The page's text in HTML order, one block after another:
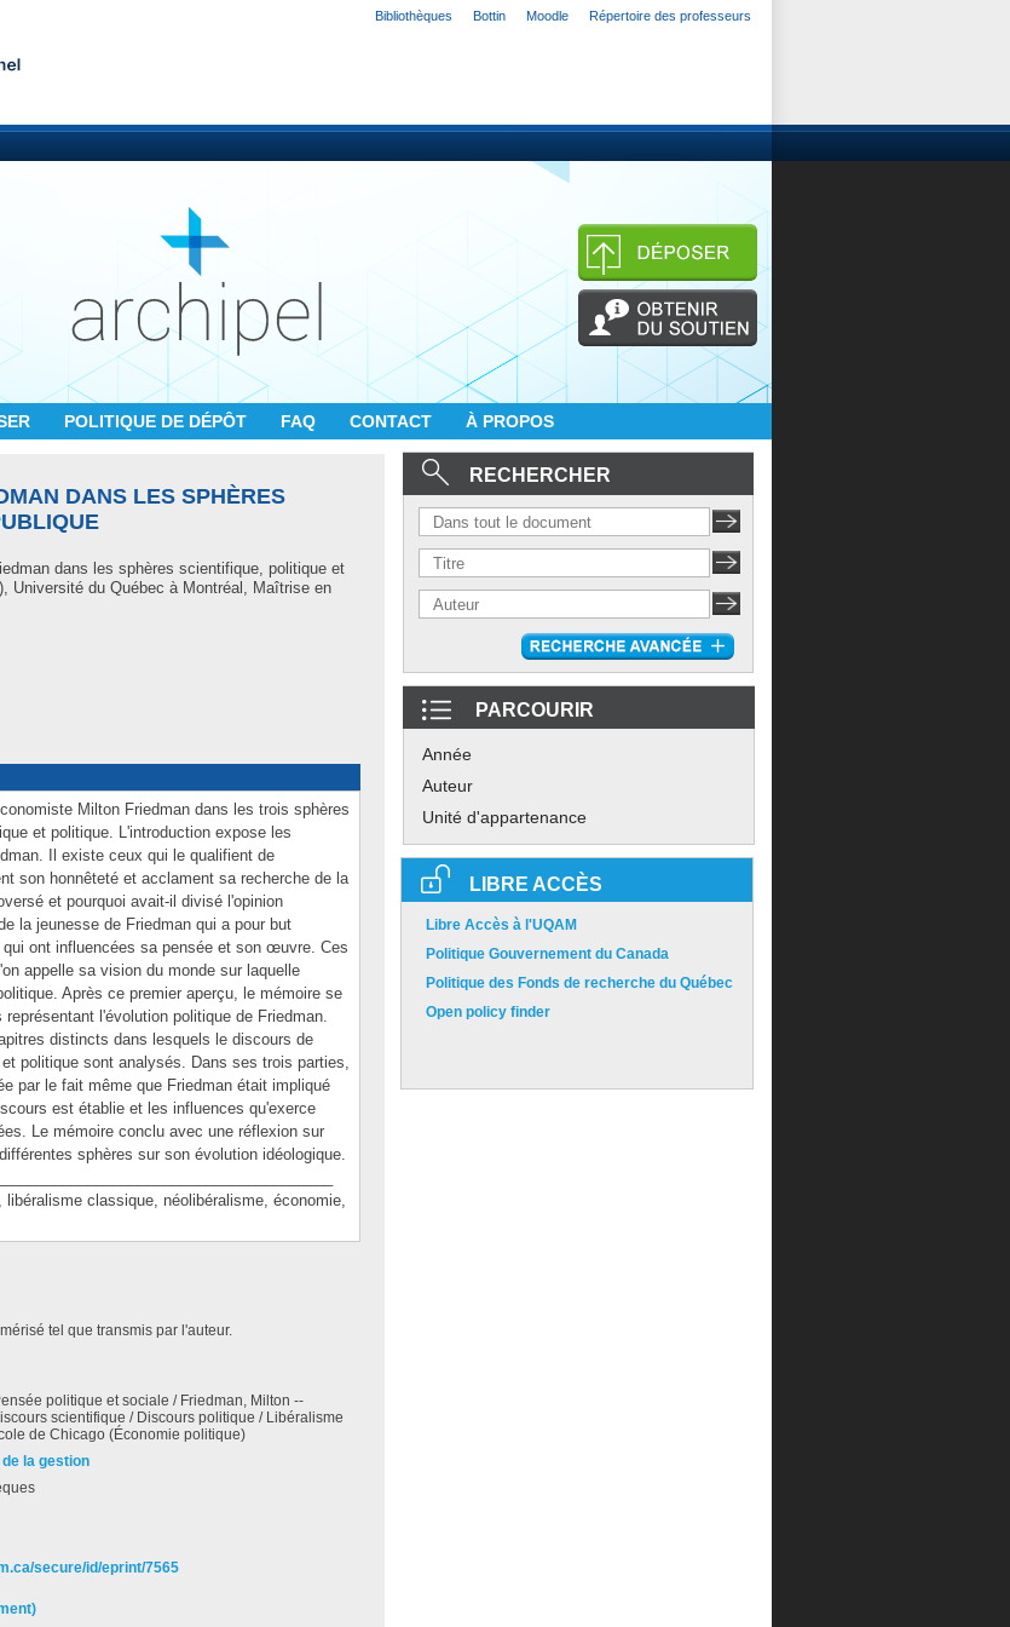
Bibliothèques Bottin Moodle Répertoire des professeurs
POLITIQUE DE DÉPÔT FAQ CONTACT À PROPOS
DANS LES SPHÈRES
dans les sphères scientifique, politique et
Université du Québec à Montréal, Maîtrise en
Milton Friedman dans les trois sphères
et politique. L'introduction expose les
Il existe ceux qui le qualifient de
son honnêteté et acclament sa recherche de la
et pourquoi avait-il divisé l'opinion
la jeunesse de Friedman qui a pour but
ont influencées sa pensée et son œuvre. Ces
appelle sa vision du monde sur laquelle
Après ce premier aperçu, le mémoire se
l'évolution politique de Friedman.
distincts dans lesquels le discours de
politique sont analysés. Dans ses trois parties,
par le fait même que Friedman était impliqué
est établie et les influences qu'exerce
Le mémoire conclu avec une réflexion sur
sphères sur son évolution idéologique.
libéralisme classique, néolibéralisme, économie,
tel que transmis par l'auteur.
politique et sociale / Friedman, Milton --
scientifique / Discours politique / Libéralisme
de Chicago (Économie politique)
la gestion
secure/id/eprint/7565
RECHERCHER
PARCOURIR
Année
Auteur
Unité d'appartenance
LIBRE ACCÈS
Libre Accès à l'UQAM
Politique Gouvernement du Canada
Politique des Fonds de recherche du Québec
Open policy finder